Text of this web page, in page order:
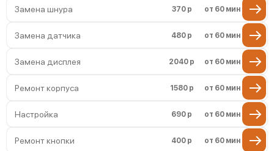
Замена шнура 370 р от 60 мин
Замена датчика 480 р от 60 мин
Замена дисплея 2040 р от 60 мин
Ремонт корпуса 1580 р от 60 мин
Настройка 690 р от 60 мин
Ремонт кнопки 400 р от 60 мин